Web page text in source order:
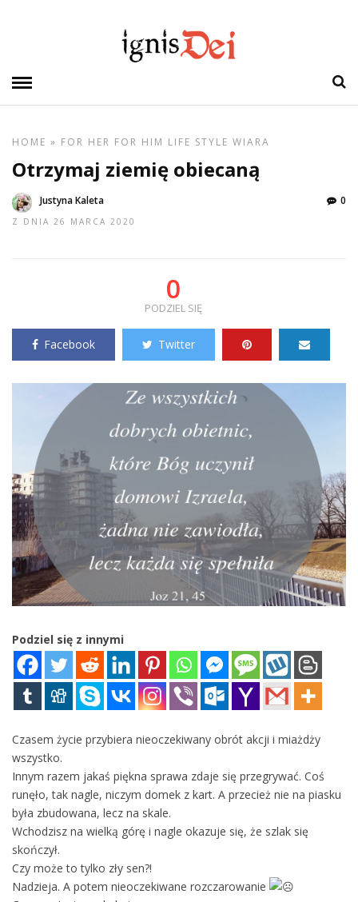
HOME » FOR HER FOR HIM LIFE STYLE WIARA
Otrzymaj ziemię obiecaną
Justyna Kaleta
Z DNIA 26 MARCA 2020
0
0
PODZIEL SIĘ
Facebook Twitter
Podziel się z innymi
Czasem życie przybiera nieoczekiwany obrót akcji i miażdży
wszystko.
Innym razem jakaś piękna sprawa zdaje się przegrywać. Coś
runęło, tak nagle, niczym domek z kart. A przecież nie na piasku
była zbudowana, lecz na skale.
Wchodzisz na wielką górę i nagle okazuje się, że szlak się
skończył.
Czy może to tylko zły sen?!
Nadzieja. A potem nieoczekiwane rozczarowanie